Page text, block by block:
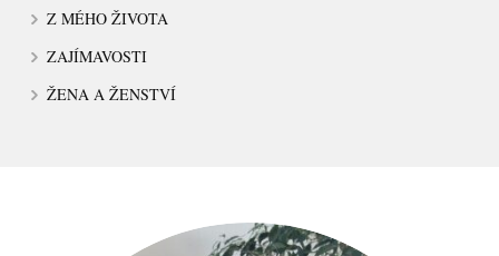
Z MÉHO ŽIVOTA
ZAJÍMAVOSTI
ŽENA A ŽENSTVÍ